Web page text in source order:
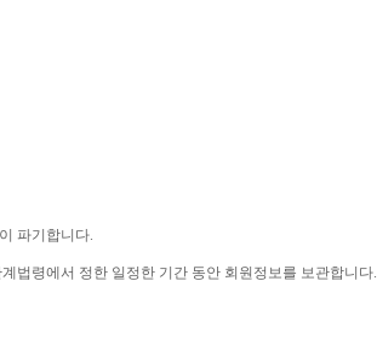
파기합니다
법령에서 정한 일정한 기간 동안 회원정보를 보관합니다